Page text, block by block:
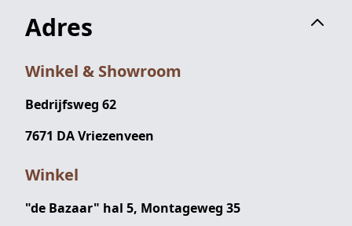
Adres
Winkel & Showroom
Bedrijfsweg 62
7671 DA Vriezenveen
Winkel
"de Bazaar" hal 5, Montageweg 35